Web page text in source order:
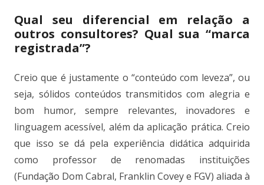
Qual seu diferencial em relação a
outros consultores? Qual sua “marca
registrada”?
Creio que é justamente o “conteúdo com leveza”, ou
seja, sólidos conteúdos transmitidos com alegria e
bom humor, sempre relevantes, inovadores e
linguagem acessível, além da aplicação prática. Creio
que isso se dá pela experiência didática adquirida
como professor de renomadas instituições
(Fundação Dom Cabral, Franklin Covey e FGV) aliada à